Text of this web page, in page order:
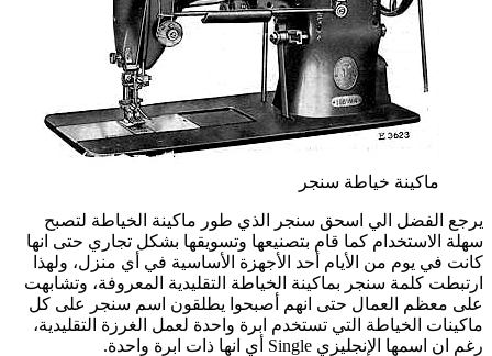
ماكينة خياطة سنجر
يرجع الفضل الي اسحق سنجر الذي طور ماكينة الخياطة لتصبح
سهلة الاستخدام كما قام بتصنيعها وتسويقها بشكل تجاري حتى انها
كانت في يوم من الأيام أحد الأجهزة الأساسية في أي منزل، ولهذا
ارتبطت كلمة سنجر بماكينة الخياطة التقليدية المعروفة، وتشابهت
على معظم العمال حتى انهم أصبحوا يطلقون اسم سنجر على كل
ماكينات الخياطة التي تستخدم ابرة واحدة لعمل الغرزة التقليدية،
رغم ان اسمها الإنجليزي Single أي انها ذات ابرة واحدة.